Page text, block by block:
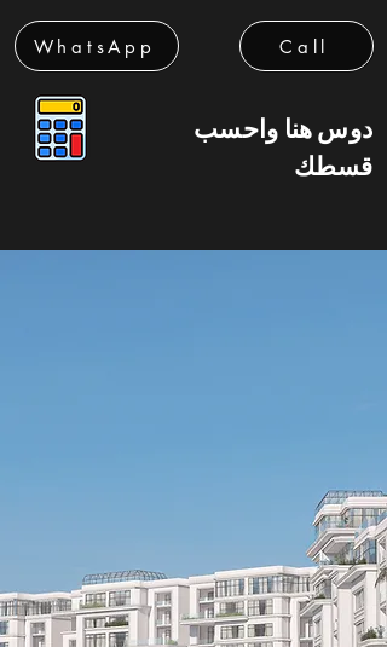
WhatsApp Call
دوس هنا واحسب
قسطك